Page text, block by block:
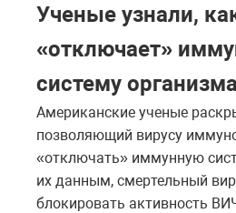
Ученые узнали,
«отключает»
систему организма
Американские ученые
позволяющий вирусу
«отключать» иммунную
их данным, смертельный
блокировать активность